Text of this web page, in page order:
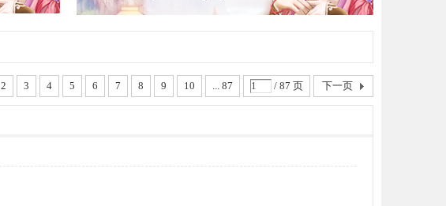
2 3 4 5 6 7 8 9 10 ... 87 / 87 页 下一页